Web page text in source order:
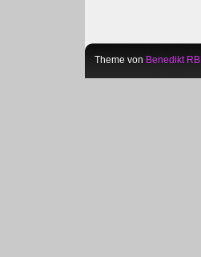
Theme von Benedikt RB